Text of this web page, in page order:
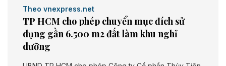
Theo vnexpress.net
TP HCM cho phép chuyển mục đích sử
dụng gần 6.500 m2 đất làm khu nghỉ
dưỡng